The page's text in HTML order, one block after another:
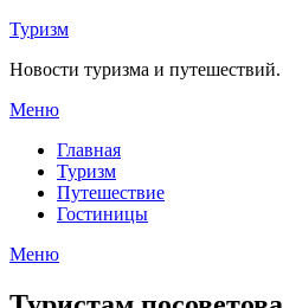
Перейти
содержимому
Туризм
Новости туризма и
Меню
Главная
Туризм
Путешествие
Гостиницы
Меню